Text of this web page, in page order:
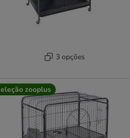
3 opções
zooplus